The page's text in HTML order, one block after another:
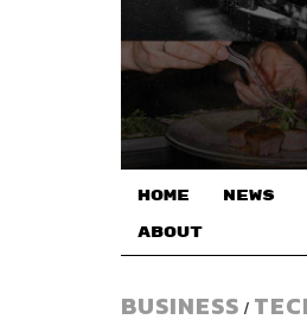
HOME NEWS
ABOUT
BUSINESS /